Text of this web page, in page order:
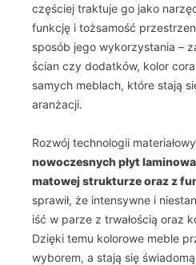
częściej traktuje go jako
funkcję i tożsamość
sposób jego wykorzystania –
ścian czy dodatków, kolor
samych meblach, które stają
aranżacji.
Rozwój technologii
nowoczesnych płyt
matowej strukturze oraz z
sprawił, że intensywne i
iść w parze z trwałością oraz
Dzięki temu kolorowe meble
wyborem, a stają się